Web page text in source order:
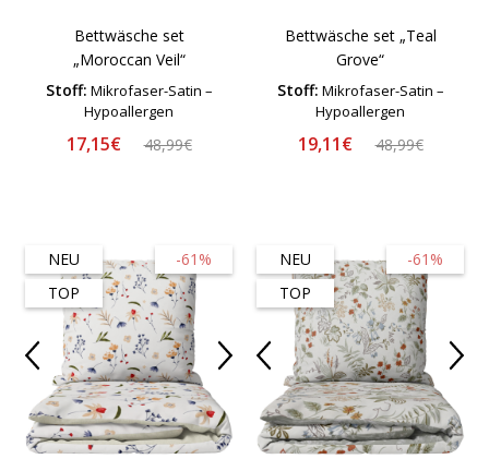
Bettwäsche set
„Moroccan Veil“
Stoff: Mikrofaser-Satin –
Hypoallergen
17,15€ 48,99€
Bettwäsche set „Teal
Grove“
Stoff: Mikrofaser-Satin –
Hypoallergen
19,11€ 48,99€
-61%
NEU
TOP
-61%
NEU
TOP